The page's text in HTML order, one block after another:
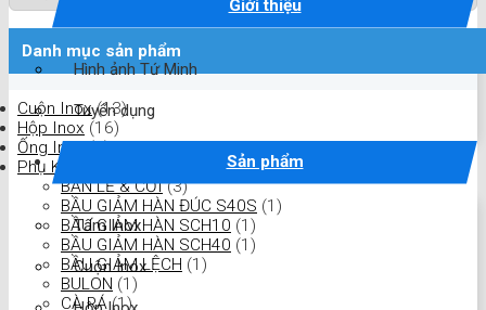
Giới thiệu
Hình ảnh Tứ Minh
Tuyển dụng
Sản phẩm
Tấm Inox
Cuộn Inox
Danh mục sản phẩm
Cuộn Inox (13)
Hộp Inox (16)
Ống Inox (4)
Phụ Kiện Inox
BẢN LỀ & CỐI (3)
BẦU GIẢM HÀN ĐÚC S40S (1)
BẦU GIẢM HÀN SCH10 (1)
BẦU GIẢM HÀN SCH40 (1)
BẦU GIẢM LỆCH (1)
BULON (1)
CÀ RÁ (1)